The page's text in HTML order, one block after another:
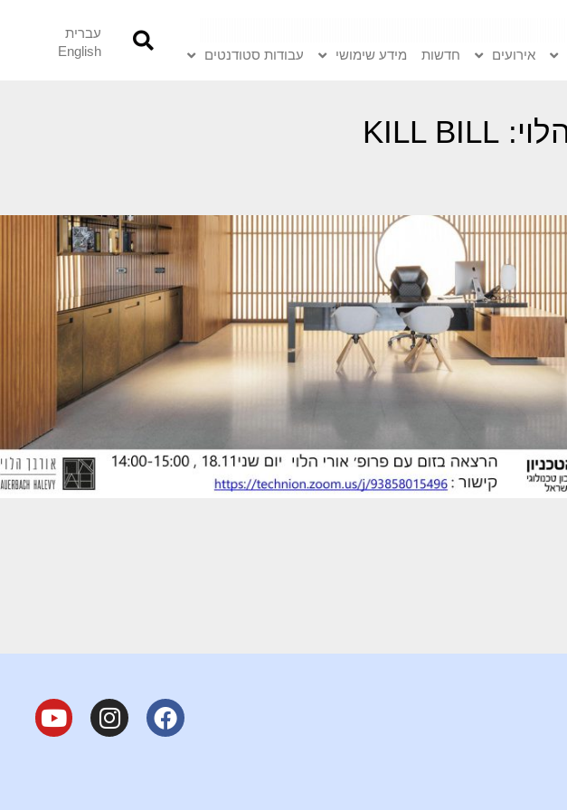
אירועים חדשות מידע שימושי עבודות סטודנטים
עברית
English
פרופ' אדריכל אורי הלוי: KILL BILL